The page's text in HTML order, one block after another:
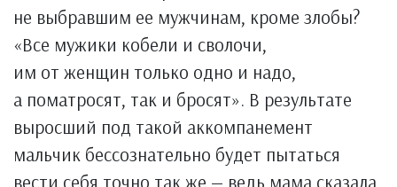
не выбравшим ее мужчинам, кроме злобы?
«Все мужики кобели и сволочи,
им от женщин только одно и надо,
а поматросят, так и бросят». В результате
выросший под такой аккомпанемент
мальчик бессознательно будет пытаться
вести себя точно так же — ведь мама сказала,